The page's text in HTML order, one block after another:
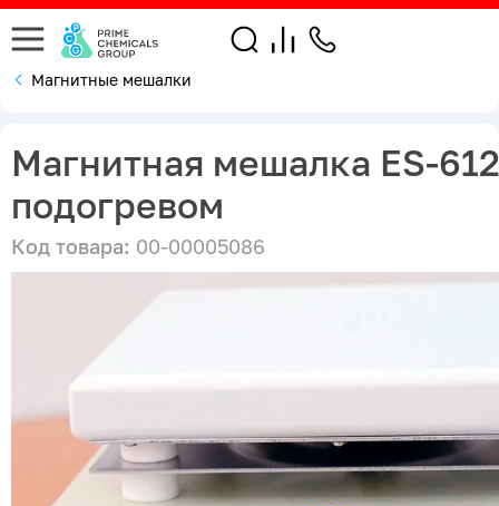
Магнитные мешалки
Магнитная мешалка ES-
подогревом
Код товара: 00-00005086